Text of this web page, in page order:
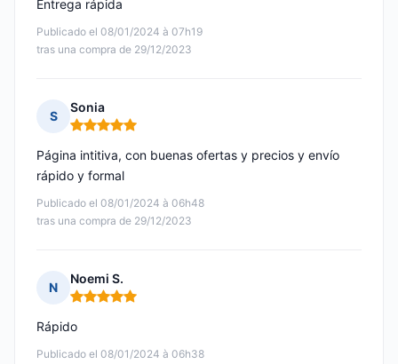
Publicado el 08/01/2024 à 07h19
tras una compra de 29/12/2023
Entrega rápida
S
Sonia
Nota: 5 de 5
Publicado el 08/01/2024 à 06h48
tras una compra de 29/12/2023
Página intitiva, con buenas ofertas y precios y envío
rápido y formal
N
Noemi S.
Nota: 5 de 5
Publicado el 08/01/2024 à 06h38
Rápido